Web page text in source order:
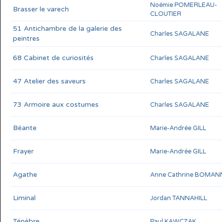
Brasser le varech
Noémie POMERLEAU-
CLOUTIER
51 Antichambre de la galerie des
peintres
Charles SAGALANE
68 Cabinet de curiosités Charles SAGALANE
47 Atelier des saveurs Charles SAGALANE
73 Armoire aux costumes Charles SAGALANE
Béante Marie-Andrée GILL
Frayer Marie-Andrée GILL
Agathe Anne Cathrine
Liminal Jordan TANNAHILL